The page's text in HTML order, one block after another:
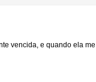
vencida, e quando ela